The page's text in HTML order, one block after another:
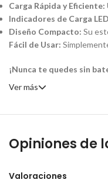
Carga Rápida y Eficiente:
Indicadores de Carga
Diseño Compacto: Su
Fácil de Usar:
¡Nunca te quedes sin
Ver más
Opiniones de
Valoraciones